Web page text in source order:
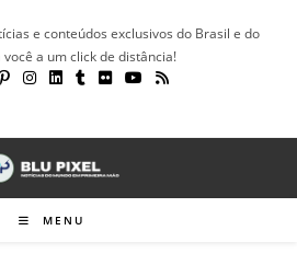
e conteúdos exclusivos do Brasil e do
a um click de distância!
MENU